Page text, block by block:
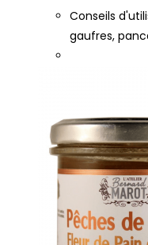
Conseils
gaufres,